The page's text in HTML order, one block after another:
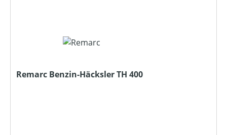
Remarc Benzin-Häcksler TH 400